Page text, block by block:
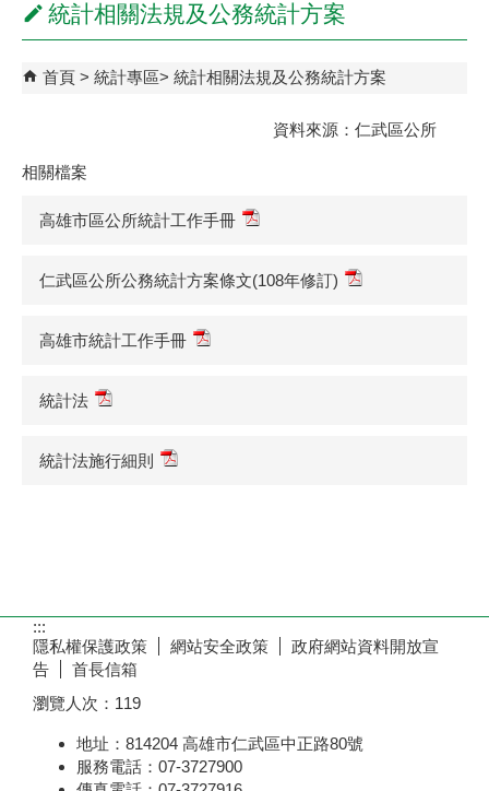
統計相關法規及公務統計方案
首頁 統計專區 統計相關法規及公務統計方案
資料來源：仁武區公所
相關檔案
高雄市區公所統計工作手冊
仁武區公所公務統計方案條文(108年修訂)
高雄市統計工作手冊
統計法
統計法施行細則
:::
隱私權保護政策
網站安全政策
政府網站資料開放宣
告
首長信箱
瀏覽人次： 119
地址：814204 高雄市仁武區中正路80號
服務電話：07-3727900